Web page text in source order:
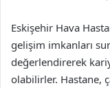
Eskişehir Hava
gelişim imkanları
değerlendirerek
olabilirler. Hastane,